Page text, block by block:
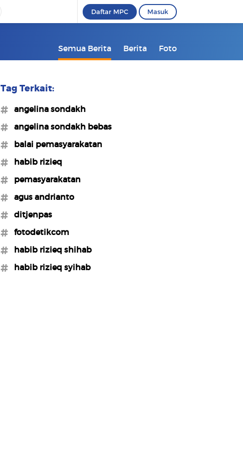
Daftar MPC Masuk
Semua Berita Berita Foto
Tag Terkait:
#angelina sondakh
#angelina sondakh bebas
#balai pemasyarakatan
#habib rizieq
#pemasyarakatan
#agus andrianto
#ditjenpas
#fotodetikcom
#habib rizieq shihab
#habib rizieq syihab